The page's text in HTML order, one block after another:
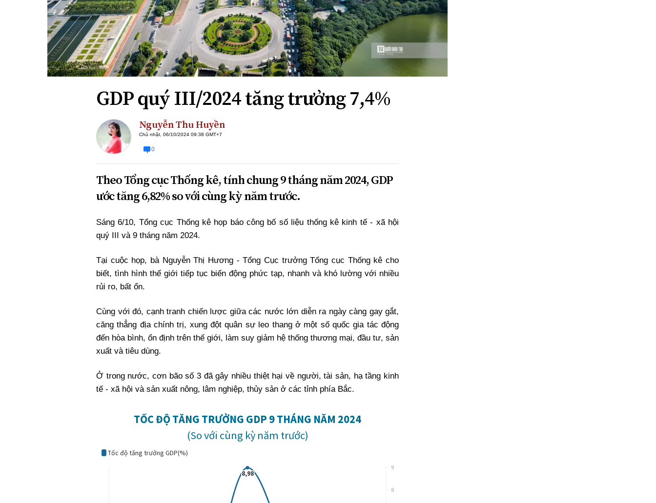
Xi nhan Trái Phải
Bạn đọc viết
GDP quý III/2024 tăng trưởng 7,4%
Nguyễn Thu Huyền
Chủ nhật, 06/10/2024 09:38 GMT+7
0
Theo Tổng cục Thống kê, tính chung 9 tháng năm 2024, GDP
ước tăng 6,82% so với cùng kỳ năm trước.
Sáng 6/10, Tổng cục Thống kê họp báo công bố số liệu thống kê kinh tế - xã hội
quý III và 9 tháng năm 2024.
Tại cuộc họp, bà Nguyễn Thị Hương - Tổng Cục trưởng Tổng cục Thống kê cho
biết, tình hình thế giới tiếp tục biến động phức tạp, nhanh và khó lường với nhiều
rủi ro, bất ổn.
Cùng với đó, cạnh tranh chiến lược giữa các nước lớn diễn ra ngày càng gay gắt,
căng thẳng địa chính trị, xung đột quân sự leo thang ở một số quốc gia tác động
đến hòa bình, ổn định trên thế giới, làm suy giảm hệ thống thương mại, đầu tư, sản
xuất và tiêu dùng.
Ở trong nước, cơn bão số 3 đã gây nhiều thiệt hại về người, tài sản, hạ tầng kinh
tế - xã hội và sản xuất nông, lâm nghiệp, thủy sản ở các tỉnh phía Bắc.